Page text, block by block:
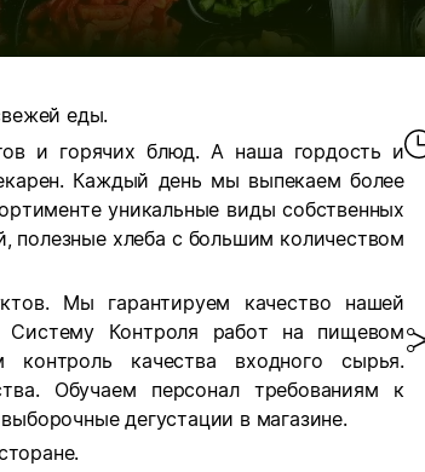
еды.
и горячих блюд. А наша гордость и
Каждый день мы выпекаем более
уникальные виды собственных
полезные хлеба с большим количеством
Мы гарантируем качество нашей
Систему Контроля работ на пищевом
контроль качества входного сырья.
Обучаем персонал требованиям к
дегустации в магазине.